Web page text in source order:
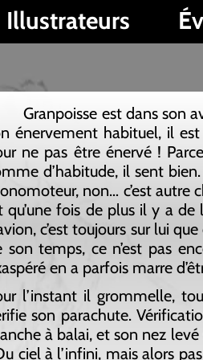
est dans son avion, comme
il est en retard.
énervé ! Parce que comme
il sent bien. Il sent qu’il
c’est autre chose ! C’est…
plus il y a de la chute
sur lui que ça tombe.
n’est pas encore très au
marre d’être le seul à se
tout seul dans
Vérification faite : il
son nez levé se colle au
mais alors pas un chat ! Le